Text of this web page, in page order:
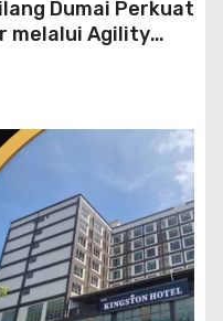
Dumai Perkuat
melalui Agility